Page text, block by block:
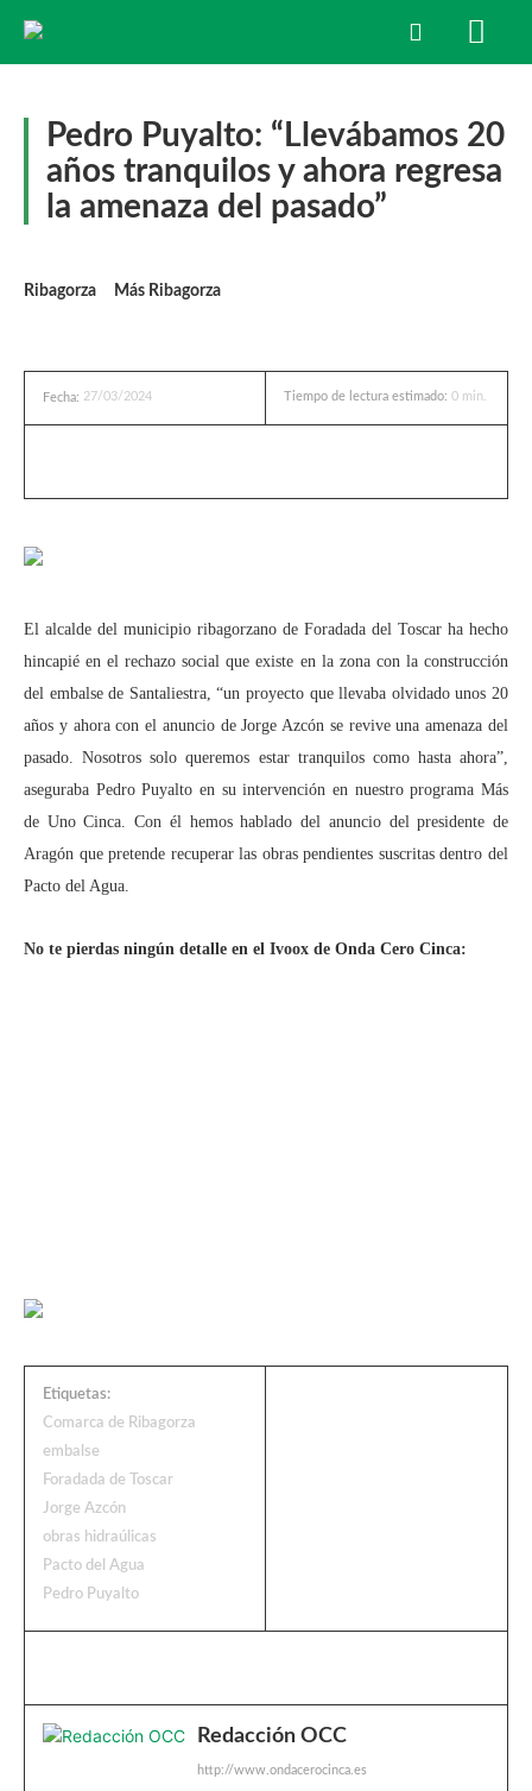
Pedro Puyalto: “Llevábamos 20
años tranquilos y ahora regresa
la amenaza del pasado”
Ribagorza Más Ribagorza
Fecha: 27/03/2024 Tiempo de lectura estimado: 0 min.
El alcalde del municipio ribagorzano de Foradada del Toscar ha hecho
hincapié en el rechazo social que existe en la zona con la construcción
del embalse de Santaliestra, “un proyecto que llevaba olvidado unos 20
años y ahora con el anuncio de Jorge Azcón se revive una amenaza del
pasado. Nosotros solo queremos estar tranquilos como hasta ahora”,
aseguraba Pedro Puyalto en su intervención en nuestro programa Más
de Uno Cinca. Con él hemos hablado del anuncio del presidente de
Aragón que pretende recuperar las obras pendientes suscritas dentro del
Pacto del Agua.
No te pierdas ningún detalle en el Ivoox de Onda Cero Cinca:
Etiquetas:
Comarca de Ribagorza
embalse
Foradada de Toscar
Jorge Azcón
obras hidraúlicas
Pacto del Agua
Pedro Puyalto
Redacción OCC
http://www.ondacerocinca.es